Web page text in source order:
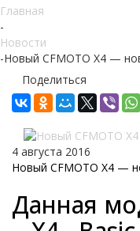
Главная
-
Новости
-Новый CFMOTO X4 —
Поделиться
4 августа 2016
Новый CFMOTO X4 —
Данная